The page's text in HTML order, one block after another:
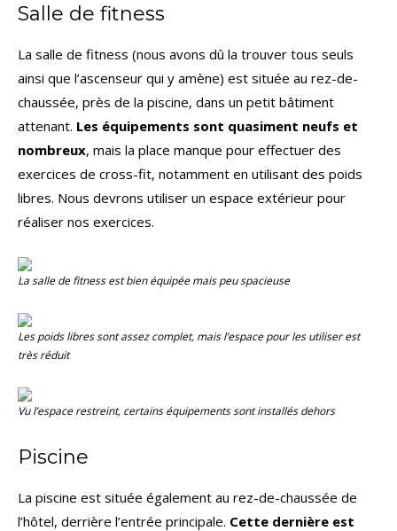
Salle de fitness
La salle de fitness (nous avons dû la trouver tous seuls
ainsi que l’ascenseur qui y amène) est située au rez-de-
chaussée, près de la piscine, dans un petit bâtiment
attenant. Les équipements sont quasiment neufs et
nombreux, mais la place manque pour effectuer des
exercices de cross-fit, notamment en utilisant des poids
libres. Nous devrons utiliser un espace extérieur pour
réaliser nos exercices.
La salle de fitness est bien équipée mais peu spacieuse
Les poids libres sont assez complet, mais l’espace pour les utiliser est
très réduit
Vu l’espace restreint, certains équipements sont installés dehors
Piscine
La piscine est située également au rez-de-chaussée de
l’hôtel, derrière l’entrée principale. Cette dernière est